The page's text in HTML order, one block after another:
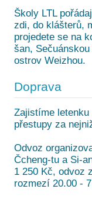
Školy LTL
zdi, do klášterů,
projedete se na
šan,
ostrov Weizhou.
Doprava
Zajistíme letenku
přestupy za
Odvoz
Čcheng-tu a Si-
1 250 Kč, odvoz
rozmezí 20.00 -